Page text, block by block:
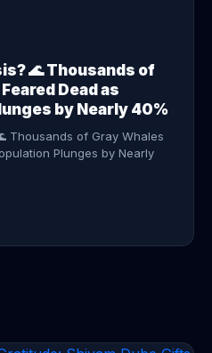
🌊 Thousands of
Dead as
by Nearly 40%
Thousands of Gray Whales
Plunges by Nearly